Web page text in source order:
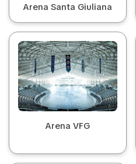
Arena Santa Giuliana
Arena VFG